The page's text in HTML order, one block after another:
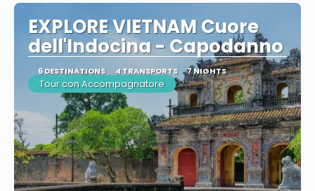
EXPLORE VIETNAM Cuore
dell'Indocina - Capodanno
6 DESTINATIONS 4 TRANSPORTS 7 NIGHTS
Tour con Accompagnatore